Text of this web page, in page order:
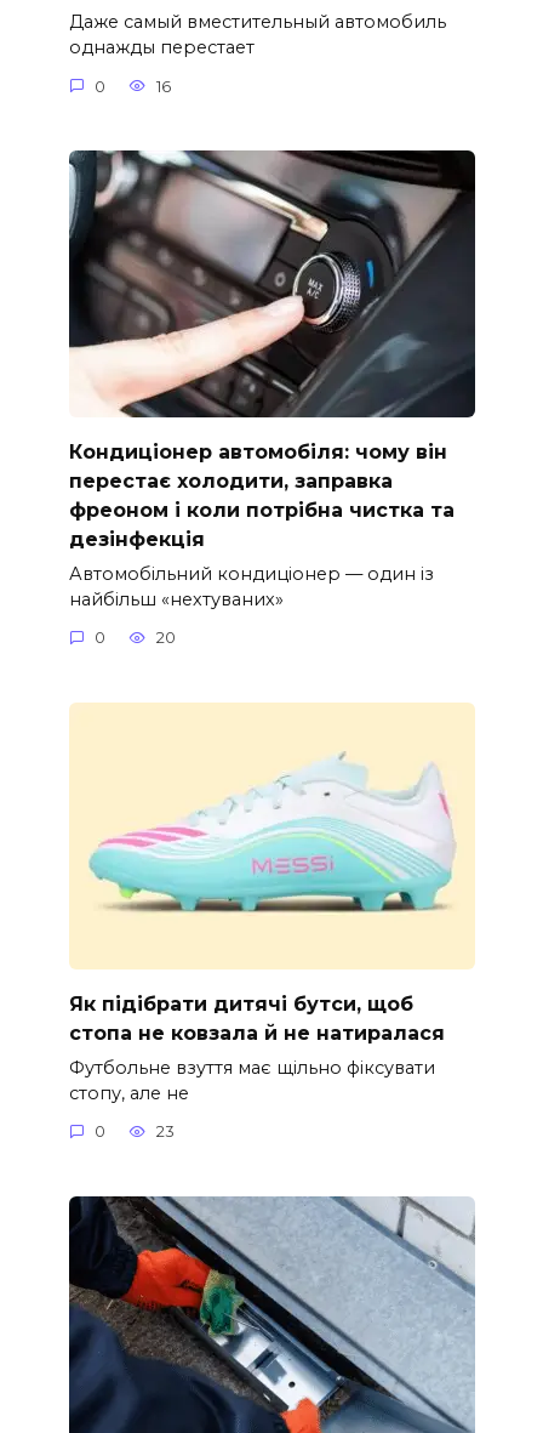
Даже самый вместительный автомобиль
однажды перестает
0 16
Кондиціонер автомобіля: чому він
перестає холодити, заправка
фреоном і коли потрібна чистка та
дезінфекція
Автомобільний кондиціонер — один із
найбільш «нехтуваних»
0 20
Як підібрати дитячі бутси, щоб
стопа не ковзала й не натиралася
Футбольне взуття має щільно фіксувати
стопу, але не
0 23